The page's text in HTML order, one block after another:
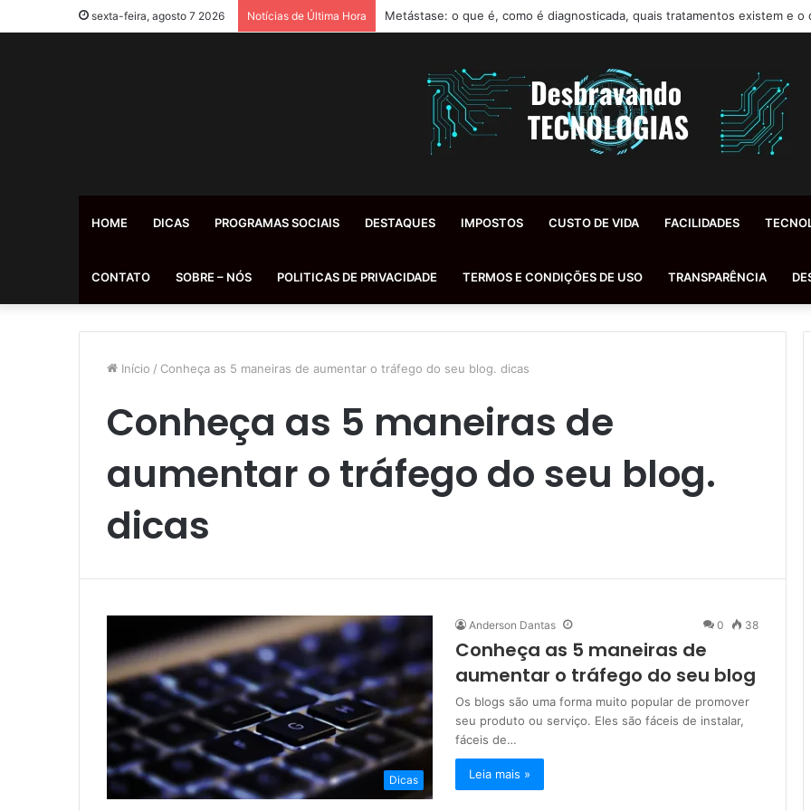
sexta-feira, agosto 7 2026 Notícias de Última Hora Metástase: o que é, como é diagnosticada, quais tratamentos existem e o
HOME DICAS PROGRAMAS SOCIAIS DESTAQUES IMPOSTOS CUSTO DE VIDA FACILIDADES
CONTATO SOBRE – NÓS POLITICAS DE PRIVACIDADE TERMOS E CONDIÇÕES DE USO TRANSPARÊNCIA
Início / Conheça as 5 maneiras de aumentar o tráfego do seu blog. dicas
Conheça as 5 maneiras de
aumentar o tráfego do seu blog.
dicas
Dicas
Anderson Dantas 0 38
Conheça as 5 maneiras de
aumentar o tráfego do seu blog
Os blogs são uma forma muito popular de promover
seu produto ou serviço. Eles são fáceis de instalar,
fáceis de…
Leia mais »